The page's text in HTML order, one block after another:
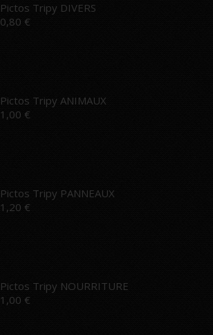
Pictos Tripy DIVERS
0,80 €
Pictos Tripy ANIMAUX
1,00 €
Pictos Tripy PANNEAUX
1,20 €
Pictos Tripy NOURRITURE
1,00 €